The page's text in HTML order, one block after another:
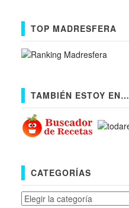
TOP MADRESFERA
TAMBIÉN ESTOY EN…
CATEGORÍAS
Categorías